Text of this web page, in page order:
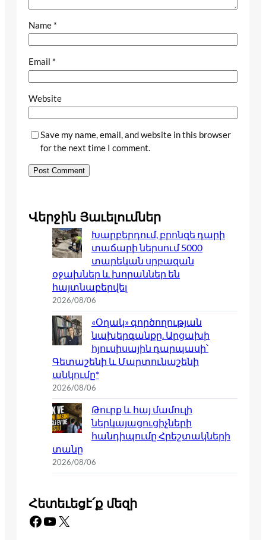
Name *
Email *
Website
Save my name, email, and website in this browser
for the next time I comment.
Վերջին Յաւելումներ
Խարբերդում, բրոնզե դարի
տաճարի ներսում 5000
տարեկան սրբազան
օջախներ և խորաններ են
հայտնաբերվել
2026/08/06
«Օղակ» գործողության
նախերգանքը. Արցախի
հյուսիսային դարպասի՝
Գետաշենի և Մարտունաշենի
անկումը*
2026/08/06
Թուրք և հայ մամուլի
ներկայացուցիչների
հանդիպումը Հրեշտակների
տանը
2026/08/06
Հետեւեցէ՛ք մեզի
Facebook YouTube X